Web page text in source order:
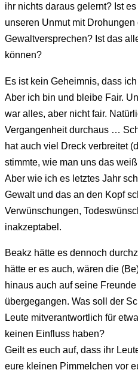
ihr nichts daraus gelernt? Ist
unseren Unmut mit Drohungen
Gewaltversprechen? Ist das
können?
Es ist kein Geheimnis, dass
Aber ich bin und bleibe Fair.
war alles, aber nicht fair.
Vergangenheit durchaus …
hat auch viel Dreck verbreitet
stimmte, wie man uns das
Aber wie ich es letztes Jahr
Gewalt und das an den Kopf
Verwünschungen,
inakzeptabel.
Beakz hätte es dennoch
hätte er es auch, wären die
hinaus auch auf seine
übergegangen. Was soll der
Leute mitverantwortlich für
keinen Einfluss haben?
Geilt es euch auf, dass ihr
eure kleinen Pimmelchen vor